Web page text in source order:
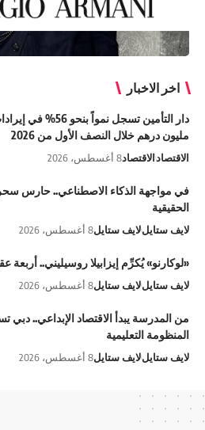
اخر الاخبار
مليون درهم خلال النصف الأول من 2026
الاقتصادالاقتصاد8 أغسطس، 2026
في مواجهة الذكاء الاصطناعي.. حارس سحر
الحقيقية
لايف ستايللايف ستايل8 أغسطس، 2026
«لوكارنو» يُكرِّم إيزابيلا روسيليني..
لايف ستايللايف ستايل8 أغسطس، 2026
من المدرسة يبدأ الاقتصاد الإبداعي..
المنظومة التعليمية
لايف ستايللايف ستايل8 أغسطس، 2026